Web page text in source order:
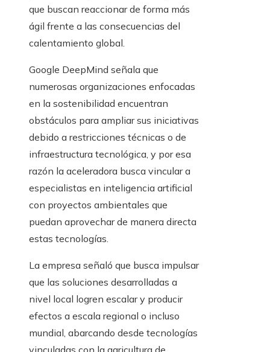
que buscan reaccionar de forma más
ágil frente a las consecuencias del
calentamiento global.
Google DeepMind señala que
numerosas organizaciones enfocadas
en la sostenibilidad encuentran
obstáculos para ampliar sus iniciativas
debido a restricciones técnicas o de
infraestructura tecnológica, y por esa
razón la aceleradora busca vincular a
especialistas en inteligencia artificial
con proyectos ambientales que
puedan aprovechar de manera directa
estas tecnologías.
La empresa señaló que busca impulsar
que las soluciones desarrolladas a
nivel local logren escalar y producir
efectos a escala regional o incluso
mundial, abarcando desde tecnologías
vinculadas con la agricultura de